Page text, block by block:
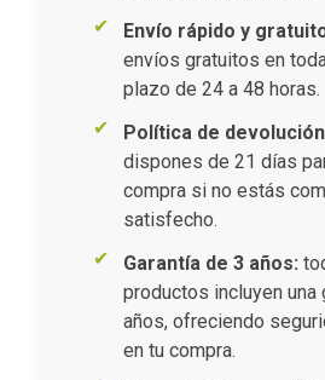
Envío rápido y
envíos gratuitos en
plazo de 24 a 48 horas.
Política de
dispones de 21 días
compra si no estás
satisfecho.
Garantía de 3 años:
productos incluyen una
años, ofreciendo
en tu compra.